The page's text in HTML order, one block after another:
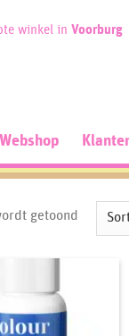
winkel in Voorburg
Webshop
getoond